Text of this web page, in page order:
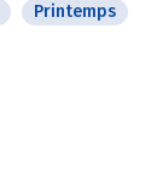
Printemps